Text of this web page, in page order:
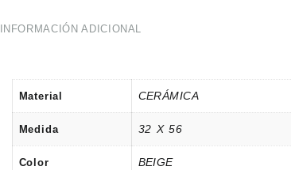
INFORMACIÓN ADICIONAL
Material CERÁMICA
Medida 32 X 56
Color BEIGE